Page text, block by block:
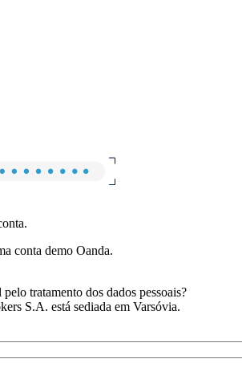
conta demo Oanda.
tratamento dos dados pessoais?
S.A. está sediada em Varsóvia.